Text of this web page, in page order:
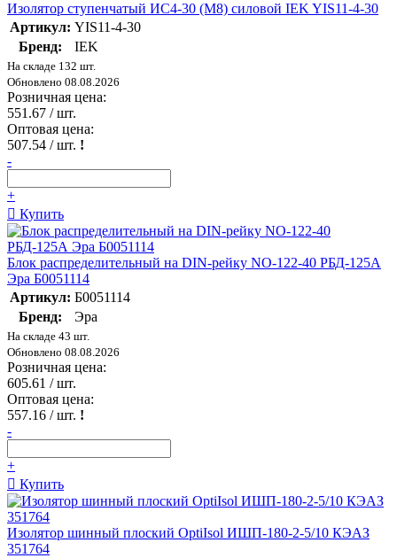
Изолятор ступенчатый ИС4-30 (М8) силовой IEK YIS11-4-30
Артикул: YIS11-4-30
Бренд:
IEK
На складе 132 шт.
Обновлено 08.08.2026
Розничная цена:
551.67 / шт.
Оптовая цена:
507.54 / шт. !
-
+
Купить
Блок распределительный на DIN-рейку NO-122-40 РБД-125А
Эра Б0051114
Артикул: Б0051114
Бренд:
Эра
На складе 43 шт.
Обновлено 08.08.2026
Розничная цена:
605.61 / шт.
Оптовая цена:
557.16 / шт. !
-
+
Купить
Изолятор шинный плоский OptiIsol ИШП-180-2-5/10 КЭАЗ
351764